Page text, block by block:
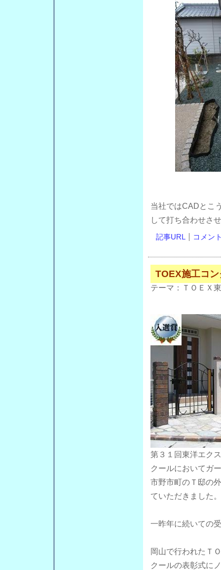
当社ではCADとこ
して打ち合わせさ
記事URL コメン
TOEX施工コ
テーマ： ＴＯＥＸ
第３１回東洋エク
クールにおいてガ
市野市町のＴ邸の
ていただきました。
一昨年に続いての
岡山で行われたＴ
クールの表彰式に